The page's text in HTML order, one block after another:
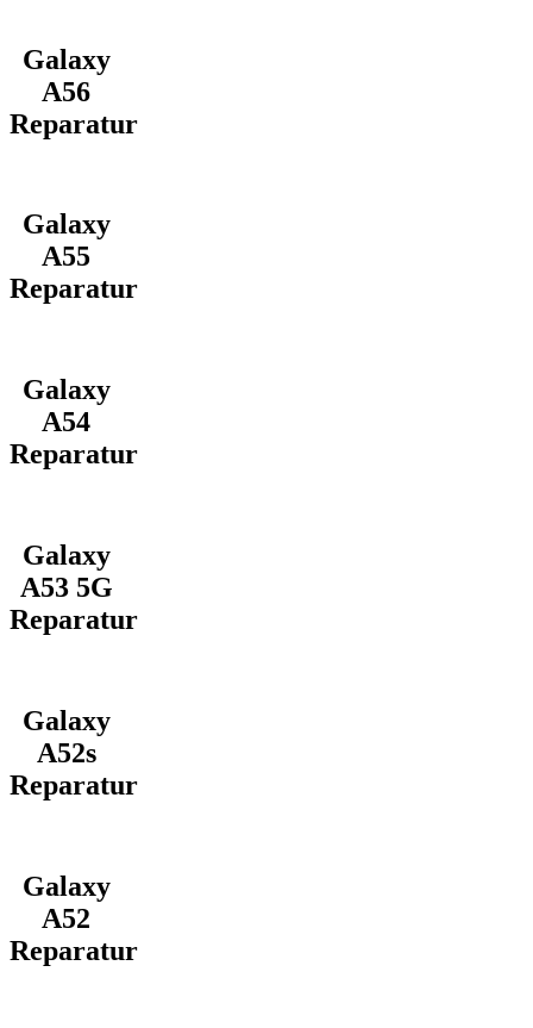
Galaxy
A56
Reparatur
Galaxy
A55
Reparatur
Galaxy
A54
Reparatur
Galaxy
A53 5G
Reparatur
Galaxy
A52s
Reparatur
Galaxy
A52
Reparatur